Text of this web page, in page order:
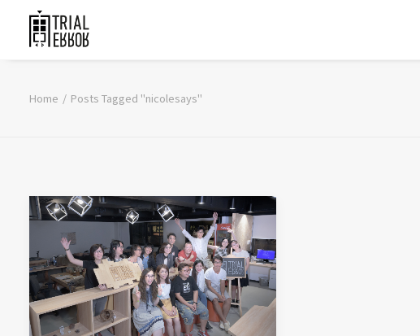
Home Posts Tagged "nicolesays"